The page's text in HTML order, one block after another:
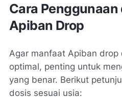
Cara Penggunaan
Apiban Drop
Agar manfaat Apiban
optimal, penting untuk
yang benar. Berikut
dosis sesuai usia: